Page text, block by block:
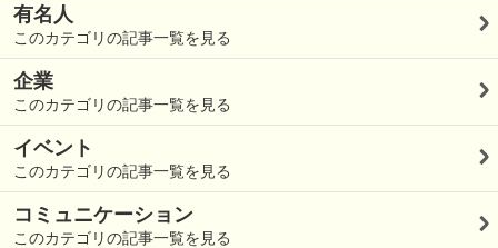
有名人
このカテゴリの記事一覧を見る
企業
このカテゴリの記事一覧を見る
イベント
このカテゴリの記事一覧を見る
コミュニケーション
このカテゴリの記事一覧を見る